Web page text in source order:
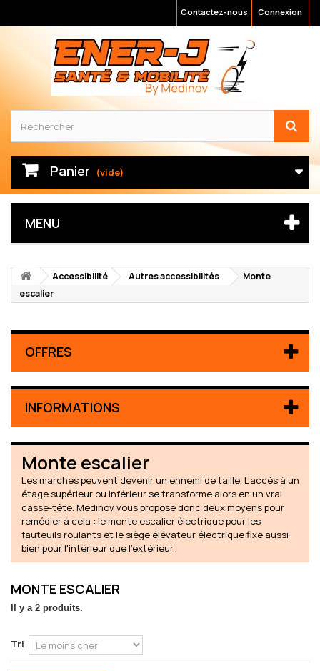
Connexion
Contactez-nous
Panier (vide)
MENU
Accessibilité Autres accessibilités
Monte
escalier
OFFRES
INFORMATIONS
Monte escalier
Les marches peuvent devenir un ennemi de taille. L'accès à un
étage supérieur ou inférieur se transforme alors en un vrai
casse-tête. Medinov vous propose donc deux moyens pour
remédier à cela : le monte escalier électrique pour les
fauteuils roulants et le siège élévateur électrique fixe aussi
bien pour l'intérieur que l'extérieur.
MONTE ESCALIER
Il y a 2 produits.
Tri